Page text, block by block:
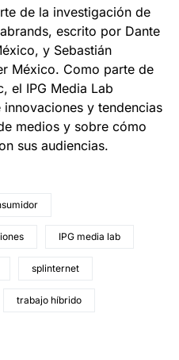
de la investigación de
escrito por Dante
y Sebastián
México. Como parte de
el IPG Media Lab
y tendencias
medios y sobre cómo
sus audiencias.
IPG media lab
splinternet
trabajo híbrido